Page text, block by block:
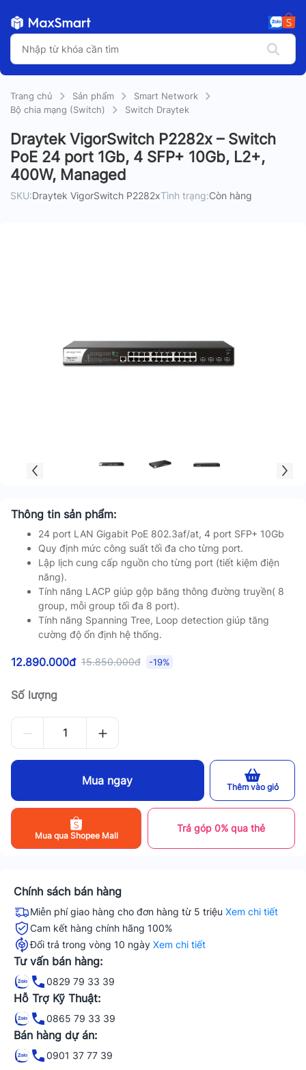
Trang chủ Sản phẩm
Smart Network
Bộ chia mạng (Switch)
Switch Draytek
Draytek VigorSwitch P2282x – Switch
PoE 24 port 1Gb, 4 SFP+ 10Gb, L2+,
400W, Managed
SKU:Draytek VigorSwitch P2282xTình trạng:Còn hàng
Thông tin sản phẩm:
24 port LAN Gigabit PoE 802.3af/at, 4 port SFP+ 10Gb
Quy định mức công suất tối đa cho từng port.
Lập lịch cung cấp nguồn cho từng port (tiết kiệm điện
năng).
Tính năng LACP giúp gộp băng thông đường truyền( 8
group, mỗi group tối đa 8 port).
Tính năng Spanning Tree, Loop detection giúp tăng
cường độ ổn định hệ thống.
12.890.000đ 15.850.000đ -19%
Số lượng
Mua ngay Thêm vào giỏ
Mua qua Shopee Mall
Trả góp 0% qua thẻ
Chính sách bán hàng
Miễn phí giao hàng cho đơn hàng từ 5 triệu Xem chi tiết
Cam kết hàng chính hãng 100%
Đổi trả trong vòng 10 ngày Xem chi tiết
Tư vấn bán hàng:
0829 79 33 39
Hỗ Trợ Kỹ Thuật:
0865 79 33 39
Bán hàng dự án:
0901 37 77 39